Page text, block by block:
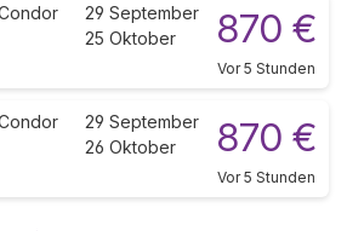
29 September
25 Oktober
870 €
Vor 5 Stunden
29 September
26 Oktober
870 €
Vor 5 Stunden